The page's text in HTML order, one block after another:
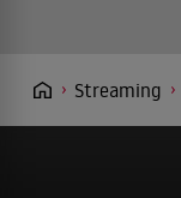
Streaming